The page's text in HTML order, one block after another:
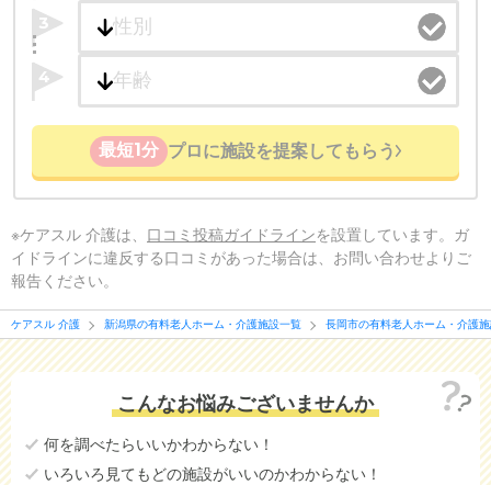
3
4
最短1分 プロに施設を提案してもらう
※ケアスル 介護は、 口コミ投稿ガイドラインを設置しています。ガ
イドラインに違反する口コミがあった場合は、お問い合わせよりご
報告ください。
ケアスル 介護 新潟県の有料老人ホーム・介護施設一覧 長岡市の有料老人ホーム・介護
こんなお悩みございませんか
何を調べたらいいかわからない！
いろいろ見てもどの施設がいいのかわからない！